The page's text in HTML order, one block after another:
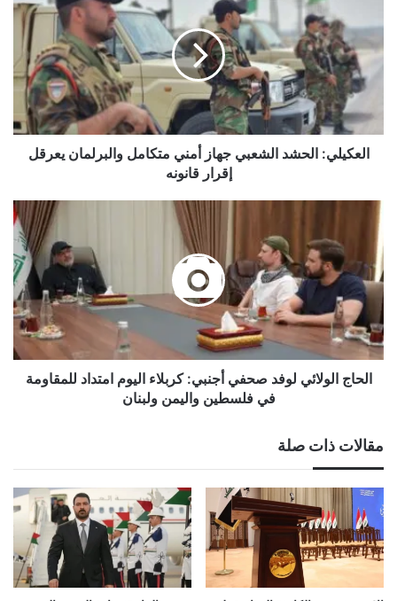
جهاز
أمني
متكامل
والبرلمان
يعرقل
إقرار
قانونه
العكيلي: الحشد الشعبي جهاز أمني متكامل والبرلمان يعرقل
إقرار قانونه
الحاج
الولائي
لوفد
صحفي
أجنبي:
كربلاء
اليوم
امتداد
للمقاومة
فيالحاج الولائي لوفد صحفي أجنبي: كربلاء اليوم امتداد للمقاومة
في فلسطين واليمن ولبنان
مقالات ذات صلة